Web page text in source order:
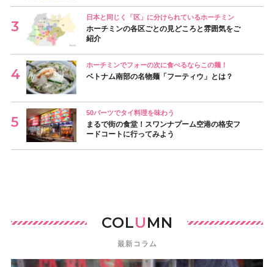
日本と同じく「区」に分けられているホーチミン
ホーチミンの各区ごとの見どころと雰囲気をご
紹介
ホーチミンでフォーの次に食べるならこの麺！
ベトナム南部の名物麺「フーティウ」とは？
50バーツでタイ料理を味わう
まるで街の食堂！スワンナプーム空港の格安フ
ードコートに行ってみよう
COLUMN
最新コラム